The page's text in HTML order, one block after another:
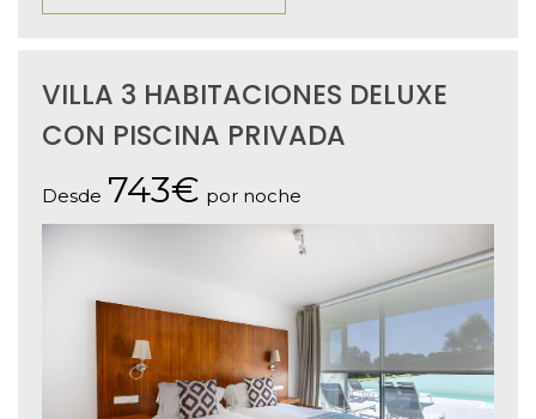
VILLA 3 HABITACIONES DELUXE
CON PISCINA PRIVADA
Desde 743€ por noche